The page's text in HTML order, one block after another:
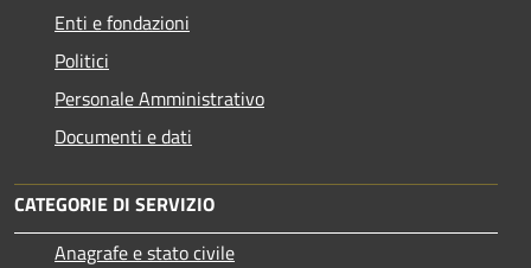
Enti e fondazioni
Politici
Personale Amministrativo
Documenti e dati
CATEGORIE DI SERVIZIO
Anagrafe e stato civile